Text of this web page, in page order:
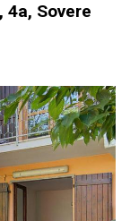
4a, Sovere